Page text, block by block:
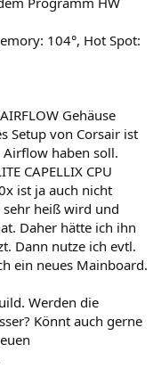
104°, Hot Spot:
Gehäuse
Setup von Corsair ist
Airflow haben soll.
CAPELLIX CPU
ist ja auch nicht
heiß wird und
Daher hätte ich ihn
Dann nutze ich evtl.
ein neues Mainboard.
Werden die
Könnt auch gerne